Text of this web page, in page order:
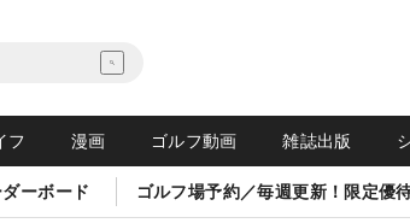
フ 漫画 ゴルフ動画 雑誌出版
ーボード ゴルフ場予約／毎週更新！限定優